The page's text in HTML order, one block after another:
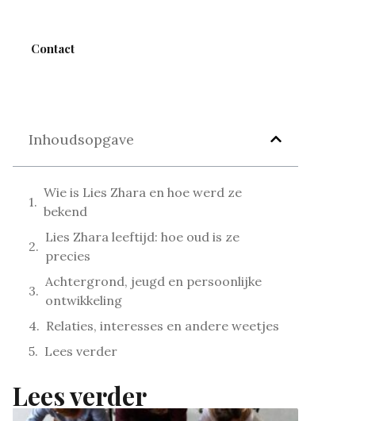
Contact
Inhoudsopgave
Wie is Lies Zhara en hoe werd ze
bekend
Lies Zhara leeftijd: hoe oud is ze
precies
Achtergrond, jeugd en persoonlijke
ontwikkeling
Relaties, interesses en andere weetjes
Lees verder
Lees verder